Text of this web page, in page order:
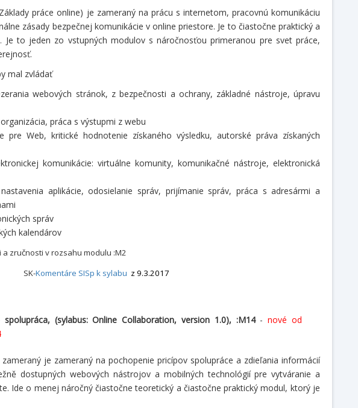
práce online) je zameraný na prácu s internetom, pracovnú komunikáciu
zásady bezpečnej komunikácie v online priestore. Je to čiastočne praktický a
Je to jeden zo vstupných modulov s náročnosťou primeranou pre svet práce,
mal zvládať
webových stránok, z bezpečnosti a ochrany, základné nástroje, úpravu
práca s výstupmi z webu
pre Web, kritické hodnotenie získaného výsledku, autorské práva získaných
komunikácie: virtuálne komunity, komunikačné nástroje, elektronická
aplikácie, odosielanie správ, prijímanie správ, práca s adresármi a
správ
kalendárov
zručnosti v rozsahu modulu :M2
SK-Komentáre SISp k sylabu z 9.3.2017
spolupráca, (sylabus: Online Collaboration, version 1.0), :M14 -nové od
je zameraný na pochopenie pricípov spolupráce a zdieľania informácií
dostupných webových nástrojov a mobilných technológií pre vytváranie a
Ide o menej náročný čiastočne teoretický a čiastočne praktický modul, ktorý je